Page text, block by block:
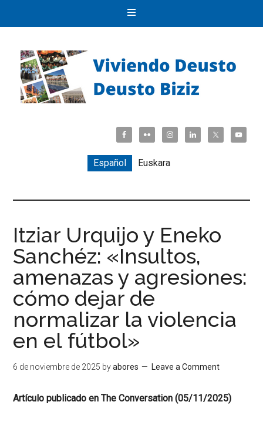
Español Euskara
Itziar Urquijo y Eneko
Sanchéz: «Insultos,
amenazas y agresiones:
cómo dejar de
normalizar la violencia
en el fútbol»
6 de noviembre de 2025 byabores Leave a Comment
Artículo publicado en The Conversation (05/11/2025)